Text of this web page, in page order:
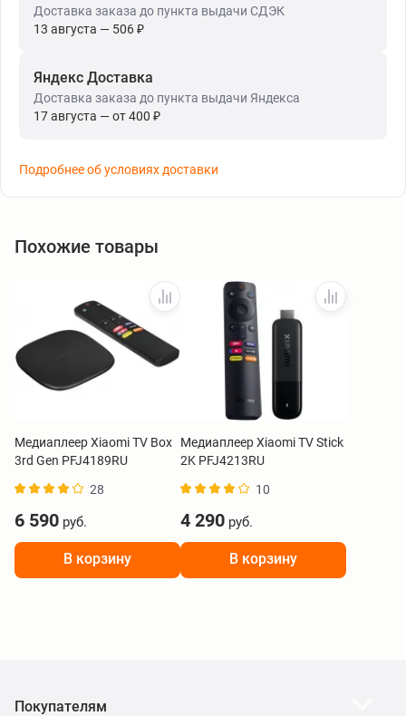
Доставка заказа до пункта выдачи СДЭК
13 августа — 506 ₽
Яндекс Доставка
Доставка заказа до пункта выдачи Яндекса
17 августа — от 400 ₽
Подробнее об условиях доставки
Похожие товары
Медиаплеер Xiaomi TV Box
3rd Gen PFJ4189RU
28
6 590 руб.
В корзину
Медиаплеер Xiaomi TV Stick
2K PFJ4213RU
10
4 290 руб.
В корзину
Покупателям